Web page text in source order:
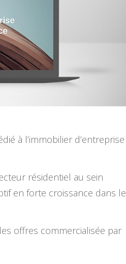
à l’immobilier d’entreprise
résidentiel au sein
en forte croissance dans le
offres commercialisée par